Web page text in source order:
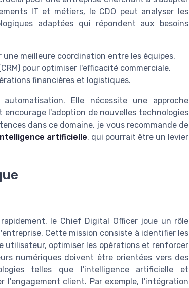
IT et métiers, le CDO peut analyser les
adaptées qui répondent aux besoins
meilleure coordination entre les équipes.
pour optimiser l'efficacité commerciale.
financières et logistiques.
Elle nécessite une approche
l'adoption de nouvelles technologies
dans ce domaine, je vous recommande de
artificielle, qui pourrait être un levier
le Chief Digital Officer joue un rôle
Cette mission consiste à identifier les
utilisateur, optimiser les opérations et renforcer
numériques doivent être orientées vers des
telles que l'intelligence artificielle et
l'engagement client. Par exemple, l'intégration